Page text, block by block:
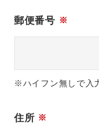
郵便番号 ※
※ハイフン無しで入
住所 ※